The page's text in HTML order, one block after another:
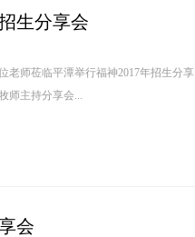
生分享会
师莅临平潭举行福神2017年招生分享
师主持分享会...
会